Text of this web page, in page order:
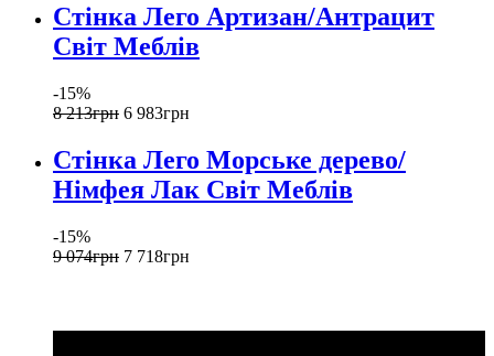
Стінка Лего Артизан/Антрацит
Світ Меблів
-15%
8 213грн 6 983грн
Стінка Лего Морське дерево/
Німфея Лак Світ Меблів
-15%
9 074грн 7 718грн